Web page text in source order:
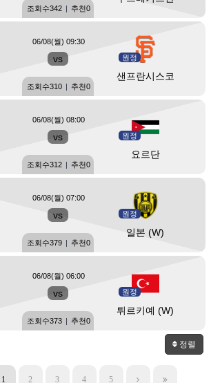
조회수342 | 추천0
vs 원정
샌프란시스코
06/08(월) 09:30
조회수310 | 추천0
vs 원정
요르단
06/08(월) 08:00
조회수312 | 추천0
vs 원정
일본 (W)
06/08(월) 07:00
조회수379 | 추천0
vs 원정
튀르키예 (W)
06/08(월) 06:00
조회수373 | 추천0
정렬
1 2 3 4 5